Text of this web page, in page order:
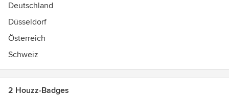
Deutschland
Düsseldorf
Österreich
Schweiz
2 Houzz-Badges